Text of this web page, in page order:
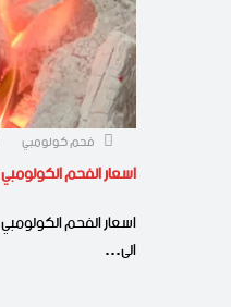
فحم كولومبي
اسعار الفحم الكولومبي
الى…